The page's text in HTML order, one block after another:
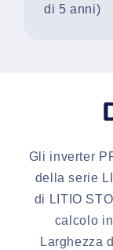
di 5 anni)
Gli inverter
della serie
di LITIO
calcolo
Larghezza